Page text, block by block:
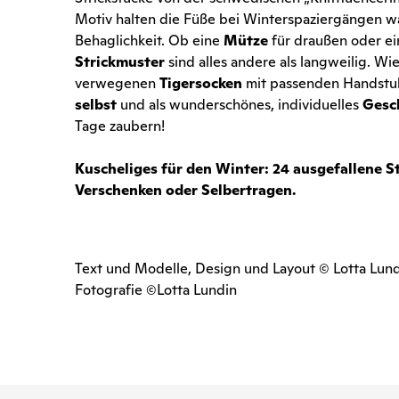
Motiv halten die Füße bei Winterspaziergängen
Behaglichkeit. Ob eine Mützefür draußen oder
Strickmustersind alles andere als langweilig.
verwegenenTigersocken mit passenden
selbst und als wunderschönes, individuelles
Tage zaubern!
Kuscheliges für den Winter: 24 ausgefallene
Verschenken oder Selbertragen.
Text und Modelle, Design und Layout © Lotta
Fotografie ©Lotta Lundin